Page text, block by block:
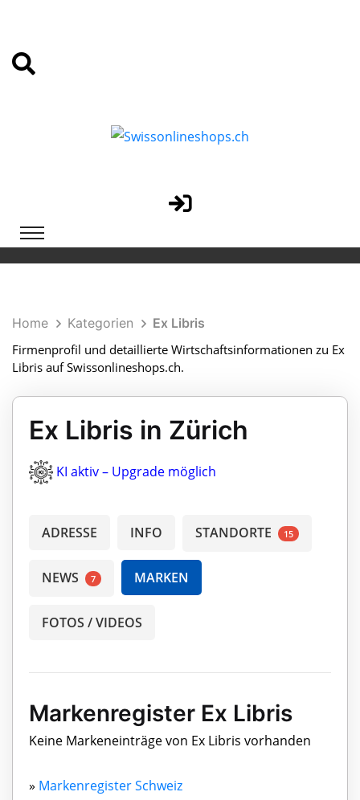
Home Kategorien
Ex Libris
Firmenprofil und detaillierte Wirtschaftsinformationen zu Ex
Libris auf Swissonlineshops.ch.
Ex Libris in Zürich
KI aktiv – Upgrade möglich
ADRESSE INFO STANDORTE 15
NEWS 7 MARKEN
FOTOS / VIDEOS
Markenregister Ex Libris
Keine Markeneinträge von Ex Libris vorhanden
» Markenregister Schweiz